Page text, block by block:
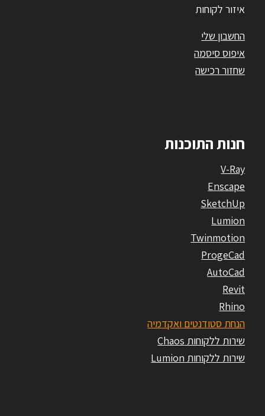
איזור לקוחות
החשבון שלי
איפוס סיסמה
שחזור רכישה
חנות התוכנות
V-Ray
Enscape
SketchUp
Lumion
Twinmotion
ProgeCad
AutoCad
Revit
Rhino
הנחת סטודנטים ואקדמיה
שירות ללקוחות Chaos
שירות ללקוחות Lumion